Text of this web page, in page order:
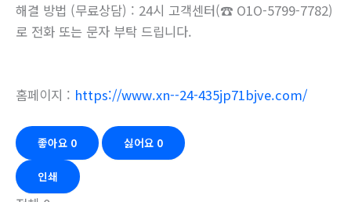
해결 방법 (무료상담) : 24시 고객센터(☎ O1O-5799-7782)
로 전화 또는 문자 부탁 드립니다.
홈페이지 : https://www.xn--24-435jp71bjve.com/
좋아요 0 싫어요 0
인쇄